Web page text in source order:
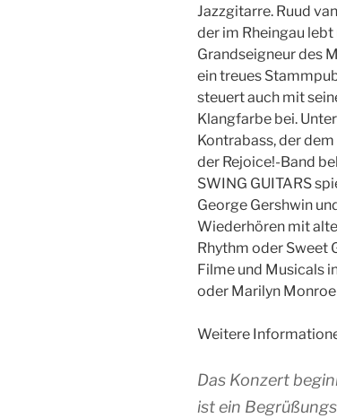
Jazzgitarre. Ruud
der im Rheingau
Grandseigneur des
ein treues
steuert auch mit
Klangfarbe bei.
Kontrabass, der
der Rejoice!-Band
SWING GUITARS
George Gershwin
Wiederhören mit
Rhythm oder Sweet
Filme und Musicals
oder Marilyn
Weitere
Das Konzert
ist ein